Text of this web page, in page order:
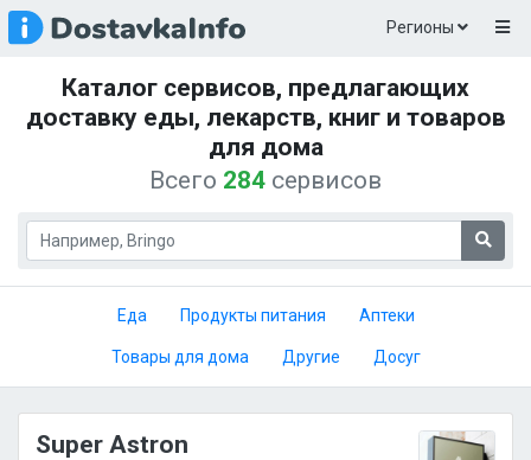
Регионы
Каталог сервисов, предлагающих
доставку еды, лекарств, книг и товаров
для дома
Всего 284 сервисов
Еда Продукты питания Аптеки
Товары для дома Другие Досуг
Super Astron